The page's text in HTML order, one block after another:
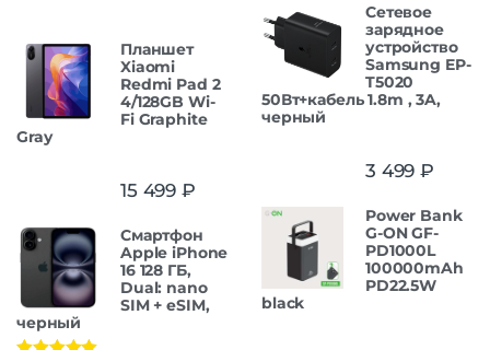
Планшет
Xiaomi
Redmi Pad 2
4/128GB Wi-
Fi Graphite
Gray
15 499 ₽
Смартфон
Apple iPhone
16 128 ГБ,
Dual: nano
SIM + eSIM,
черный
Сетевое
зарядное
устройство
Samsung EP-
T5020
50Вт+кабель 1.8m , 3A,
черный
3 499 ₽
Power Bank
G-ON GF-
PD1000L
100000mAh
PD22.5W
black